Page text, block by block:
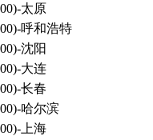
太原
呼和浩特
沈阳
大连
长春
哈尔滨
上海